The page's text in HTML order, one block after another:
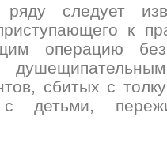
следует
к
операцию
сбитых с
с детьми,